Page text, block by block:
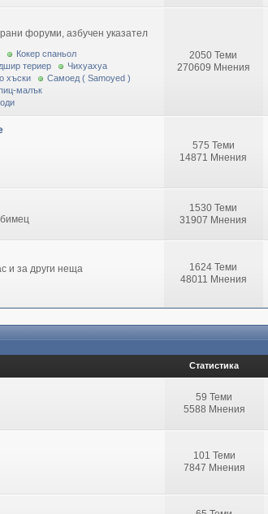
форуми, азбучен указател
Кокер спаньол
териер
Чихуахуа
хъски
Самоед ( Samoyed )
малък
2050 Теми
270609 Мнения
575 Теми
14871 Мнения
1530 Теми
31907 Мнения
и за други неща
1624 Теми
48011 Мнения
Статистика
59 Теми
5588 Мнения
101 Теми
7847 Мнения